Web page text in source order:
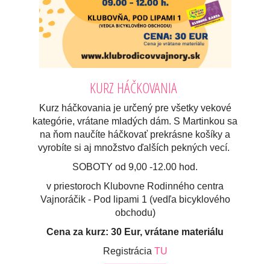
KURZ HÁČKOVANIA
Kurz háčkovania je určený pre všetky vekové
kategórie, vrátane mladých dám. S Martinkou sa
na ňom naučíte háčkovať prekrásne košíky a
vyrobíte si aj množstvo ďalších pekných vecí.
SOBOTY od 9,00 -12.00 hod.
v priestoroch Klubovne Rodinného centra
Vajnoráčik - Pod lipami 1 (vedľa bicyklového
obchodu)
Cena za kurz: 30 Eur, vrátane materiálu
Registrácia TU